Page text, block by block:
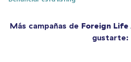
Más campañas de Foreign
gustarte: